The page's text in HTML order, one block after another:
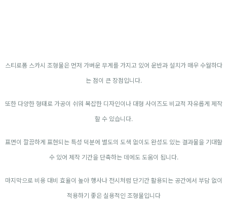
스티로폼 스카시 조형물은 먼저 가벼운 무게를 가지고 있어 운반과 설치가 매우 수월하다
는 점이 큰 장점입니다.
또한 다양한 형태로 가공이 쉬워 복잡한 디자인이나 대형 사이즈도 비교적 자유롭게 제작
할 수 있습니다.
표면이 깔끔하게 표현되는 특성 덕분에 별도의 도색 없이도 완성도 있는 결과물을 기대할
수 있어 제작 기간을 단축하는 데에도 도움이 됩니다.
마지막으로 비용 대비 효율이 높아 행사나 전시처럼 단기간 활용되는 공간에서 부담 없이
적용하기 좋은 실용적인 조형물입니다